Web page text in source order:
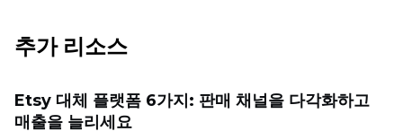
추가 리소스
Etsy 대체 플랫폼 6가지: 판매 채널을 다각화하고
매출을 늘리세요